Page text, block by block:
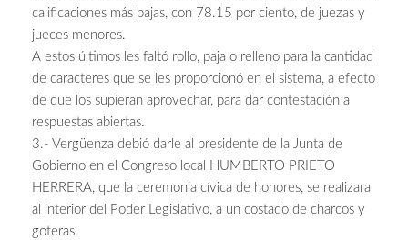
calificaciones más bajas, con 78.15 por ciento, de juezas y
jueces menores.
A estos últimos les faltó rollo, paja o relleno para la cantidad
de caracteres que se les proporcionó en el sistema, a efecto
de que los supieran aprovechar, para dar contestación a
respuestas abiertas.
3.- Vergüenza debió darle al presidente de la Junta de
Gobierno en el Congreso local HUMBERTO PRIETO
HERRERA, que la ceremonia cívica de honores, se realizara
al interior del Poder Legislativo, a un costado de charcos y
goteras.